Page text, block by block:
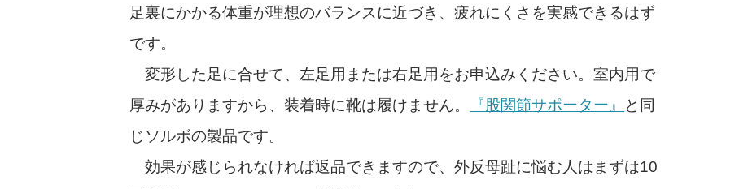
足裏にかかる体重が理想のバランスに近づき、疲れにくさを実感できるはず
です。
変形した足に合せて、左足用または右足用をお申込みください。室内用で
厚みがありますから、装着時に靴は履けません。
『股関節サポーター』
と同
じソルボの製品です。
効果が感じられなければ返品できますので、外反母趾に悩む人はまずは10